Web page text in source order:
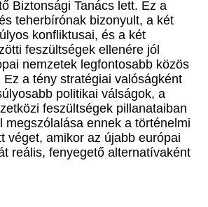
Biztonsági Tanács lett. Ez a
teherbírónak bizonyult, a két
konfliktusai, és a két
feszültségek ellenére jól
nemzetek legfontosabb közös
a tény stratégiai valóságként
politikai válságok, a
feszültségek pillanataiban
megszólalása ennek a történelmi
véget, amikor az újabb európai
reális, fenyegető alternatívaként